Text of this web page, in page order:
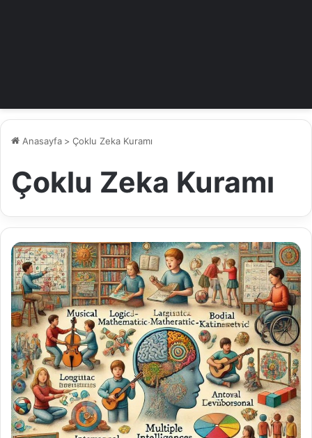
Anasayfa > Çoklu Zeka Kuramı
Çoklu Zeka Kuramı